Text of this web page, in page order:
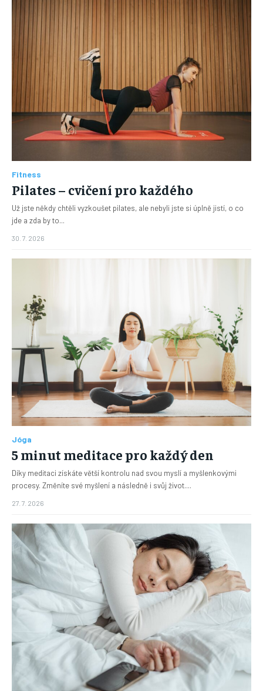
Fitness
Pilates – cvičení pro každého
Už jste někdy chtěli vyzkoušet pilates, ale nebyli jste si úplně jistí, o co
jde a zda by to...
30. 7. 2026
Jóga
5 minut meditace pro každý den
Díky meditaci získáte větší kontrolu nad svou myslí a myšlenkovými
procesy. Změníte své myšlení a následně i svůj život....
27. 7. 2026